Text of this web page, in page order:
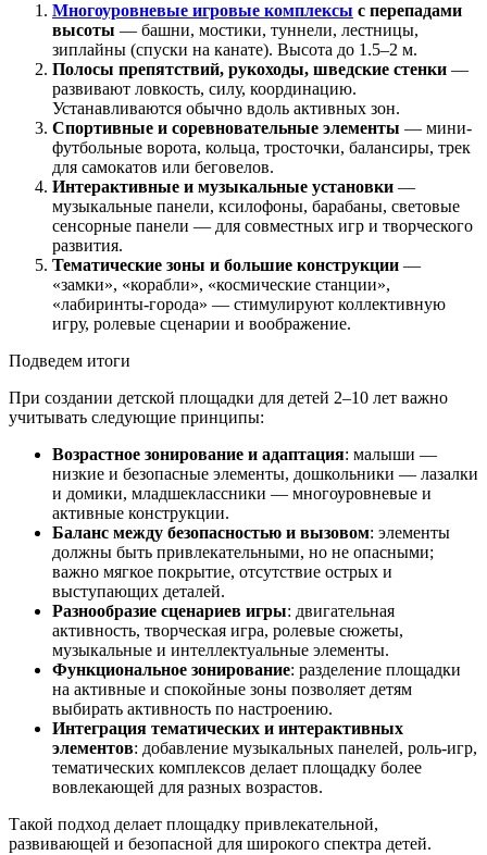
Многоуровневые игровые комплексы с перепадами
высоты — башни, мостики, туннели, лестницы,
зиплайны (спуски на канате). Высота до 1.5–2 м.
Полосы препятствий, рукоходы, шведские стенки —
развивают ловкость, силу, координацию.
Устанавливаются обычно вдоль активных зон.
Спортивные и соревновательные элементы — мини-
футбольные ворота, кольца, тросточки, балансиры, трек
для самокатов или беговелов.
Интерактивные и музыкальные установки —
музыкальные панели, ксилофоны, барабаны, световые
сенсорные панели — для совместных игр и творческого
развития.
Тематические зоны и большие конструкции —
«замки», «корабли», «космические станции»,
«лабиринты-города» — стимулируют коллективную
игру, ролевые сценарии и воображение.
Подведем итоги
При создании детской площадки для детей 2–10 лет важно
учитывать следующие принципы:
Возрастное зонирование и адаптация: малыши —
низкие и безопасные элементы, дошкольники — лазалки
и домики, младшеклассники — многоуровневые и
активные конструкции.
Баланс между безопасностью и вызовом: элементы
должны быть привлекательными, но не опасными;
важно мягкое покрытие, отсутствие острых и
выступающих деталей.
Разнообразие сценариев игры: двигательная
активность, творческая игра, ролевые сюжеты,
музыкальные и интеллектуальные элементы.
Функциональное зонирование: разделение площадки
на активные и спокойные зоны позволяет детям
выбирать активность по настроению.
Интеграция тематических и интерактивных
элементов: добавление музыкальных панелей, роль-игр,
тематических комплексов делает площадку более
вовлекающей для разных возрастов.
Такой подход делает площадку привлекательной,
развивающей и безопасной для широкого спектра детей.